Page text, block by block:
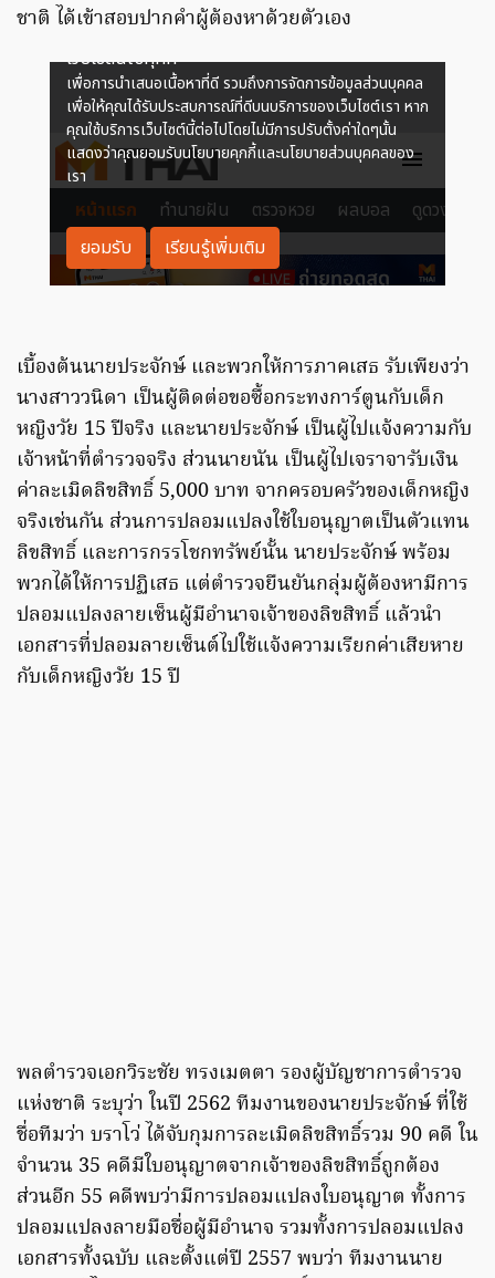
ชาติ ได้เข้าสอบปากคำผู้ต้องหาด้วยตัวเอง
เบื้องต้นนายประจักษ์ และพวกให้การภาคเสธ รับเพียงว่า
นางสาววนิดา เป็นผู้ติดต่อขอซื้อกระทงการ์ตูนกับเด็ก
หญิงวัย 15 ปีจริง และนายประจักษ์ เป็นผู้ไปแจ้งความกับ
เจ้าหน้าที่ตำรวจจริง ส่วนนายนัน เป็นผู้ไปเจราจารับเงิน
ค่าละเมิดลิขสิทธิ์ 5,000 บาท จากครอบครัวของเด็กหญิง
จริงเช่นกัน ส่วนการปลอมแปลงใช้ใบอนุญาตเป็นตัวแทน
ลิขสิทธิ์ และการกรรโชกทรัพย์นั้น นายประจักษ์ พร้อม
พวกได้ให้การปฏิเสธ แต่ตำรวจยืนยันกลุ่มผู้ต้องหามีการ
ปลอมแปลงลายเซ็นผู้มีอำนาจเจ้าของลิขสิทธิ์ แล้วนำ
เอกสารที่ปลอมลายเซ็นต์ไปใช้แจ้งความเรียกค่าเสียหาย
กับเด็กหญิงวัย 15 ปี
พลตำรวจเอกวิระชัย ทรงเมตตา รองผู้บัญชาการตำรวจ
แห่งชาติ ระบุว่า ในปี 2562 ทีมงานของนายประจักษ์ ที่ใช้
ชื่อทีมว่า บราโว่ ได้จับกุมการละเมิดลิขสิทธิ์รวม 90 คดี ใน
จำนวน 35 คดีมีใบอนุญาตจากเจ้าของลิขสิทธิ์ถูกต้อง
ส่วนอีก 55 คดีพบว่ามีการปลอมแปลงใบอนุญาต ทั้งการ
ปลอมแปลงลายมือชื่อผู้มีอำนาจ รวมทั้งการปลอมแปลง
เอกสารทั้งฉบับ และตั้งแต่ปี 2557 พบว่า ทีมงานนาย